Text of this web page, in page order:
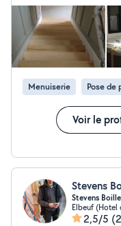
Menuiserie Pose de
Voir le
Stevens
Stevens
Elbeuf (Hotel
2,5/5